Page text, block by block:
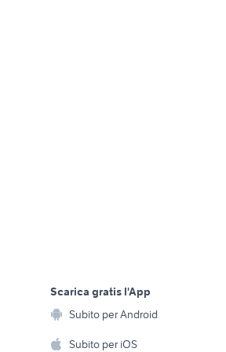
Biciclette
Scarica gratis l'App
Subito per Android
Subito per iOS